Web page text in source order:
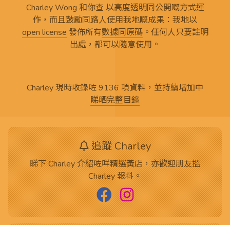
Charley Wong 和你查 以高度透明同公開嘅方式運
作，而且鼓勵同路人使用我地嘅成果：我地以
open license 發佈所有數據同原碼。任何人只要註明
出處，都可以隨意使用。
Charley 現時收錄咗 9136 項資料，並持續增加中
睇晒完整目錄
追蹤 Charley
睇下 Charley 介紹咗咩精選黃店，亦歡迎朋友搵
Charley 報料。